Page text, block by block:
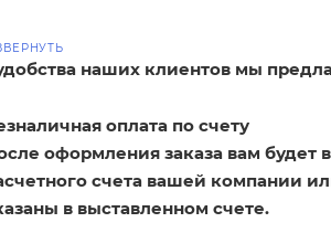
наших клиентов мы
оплата по счету
оформления заказа вам будет
счета вашей компании
в выставленном счете.